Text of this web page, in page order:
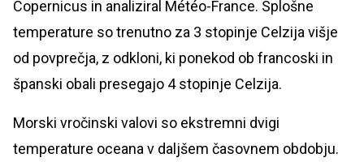
Copernicus in analiziral Météo-France. Splošne
temperature so trenutno za 3 stopinje Celzija višje
od povprečja, z odkloni, ki ponekod ob francoski in
španski obali presegajo 4 stopinje Celzija.
Morski vročinski valovi so ekstremni dvigi
temperature oceana v daljšem časovnem obdobju.